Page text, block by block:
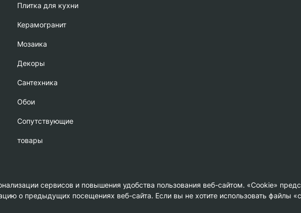
Плитка для кухни
Керамогранит
Мозаика
Декоры
Сантехника
Обои
Сопутствующие
товары
сервисов и повышения удобства пользования веб-сайтом. «Cookie»
о предыдущих посещениях веб-сайта. Если вы не хотите использовать файлы